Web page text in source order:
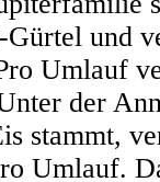
und
Umlauf
der
stammt,
Umlauf.